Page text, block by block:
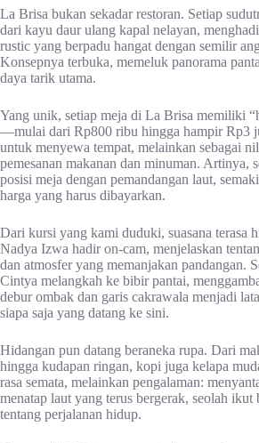
La Brisa bukan sekadar restoran. Setiap
dari kayu daur ulang kapal nelayan,
rustic yang berpadu hangat dengan semilir
Konsepnya terbuka, memeluk panorama
daya tarik utama.
Yang unik, setiap meja di La Brisa memiliki
—mulai dari Rp800 ribu hingga hampir Rp3
untuk menyewa tempat, melainkan sebagai
pemesanan makanan dan minuman. Artinya,
posisi meja dengan pemandangan laut,
harga yang harus dibayarkan.
Dari kursi yang kami duduki, suasana terasa
Nadya Izwa hadir on-cam, menjelaskan
dan atmosfer yang memanjakan pandangan.
Cintya melangkah ke bibir pantai,
debur ombak dan garis cakrawala menjadi
siapa saja yang datang ke sini.
Hidangan pun datang beraneka rupa. Dari
hingga kudapan ringan, kopi juga kelapa
rasa semata, melainkan pengalaman:
menatap laut yang terus bergerak, seolah ikut
tentang perjalanan hidup.